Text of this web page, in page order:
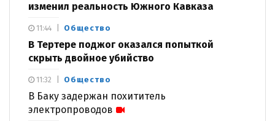
изменил реальность Южного Кавказа
Общество
В Тертере поджог оказался попыткой
скрыть двойное убийство
11:44
Общество
В Баку задержан похититель
электропроводов
11:32